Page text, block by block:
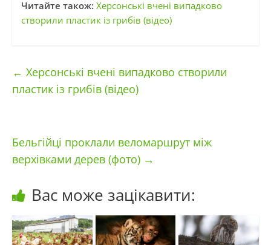
Читайте також: Херсонські вчені випадково
створили пластик із грибів (відео)
← Херсонські вчені випадково створили
пластик із грибів (відео)
Бельгійці проклали веломаршрут між
верхівками дерев (фото) →
Вас може зацікавити: